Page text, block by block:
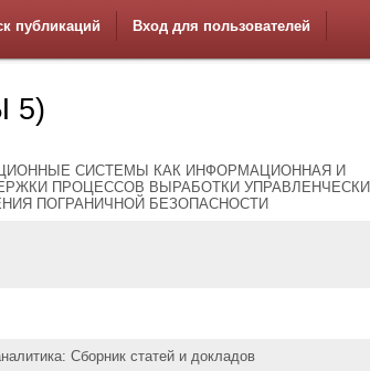
публикаций Вход для пользователей
5)
СИСТЕМЫ КАК ИНФОРМАЦИОННАЯ И
ПРОЦЕССОВ ВЫРАБОТКИ
ПОГРАНИЧНОЙ БЕЗОПАСНОСТИ
Сборник статей и докладов